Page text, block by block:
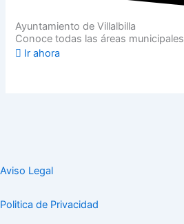
Ayuntamiento de Villalbilla
Conoce todas las áreas municipales
Ir ahora
Aviso Legal
Politica de Privacidad